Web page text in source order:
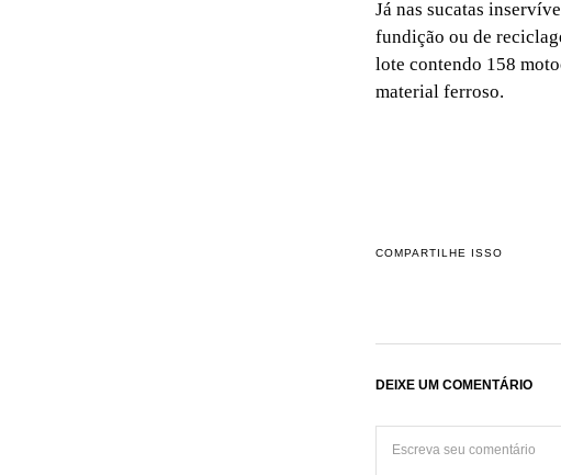
Já nas sucatas
fundição ou de
lote contendo 158
material ferroso.
COMPARTILHE ISSO
DEIXE UM COMENTÁRIO